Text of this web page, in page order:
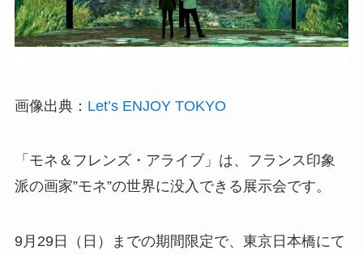
画像出典： Let’s ENJOY TOKYO
「モネ＆フレンズ・アライブ」は、フランス印象
派の画家”モネ”の世界に没入できる展示会です。
9月29日（日）までの期間限定で、東京日本橋にて